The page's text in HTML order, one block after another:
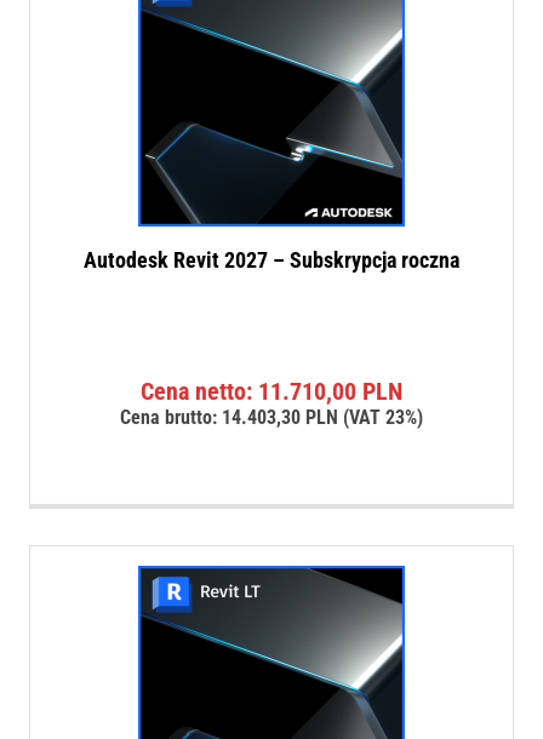
Autodesk Revit 2027 – Subskrypcja roczna
Cena netto: 11.710,00 PLN
Cena brutto: 14.403,30 PLN (VAT 23%)